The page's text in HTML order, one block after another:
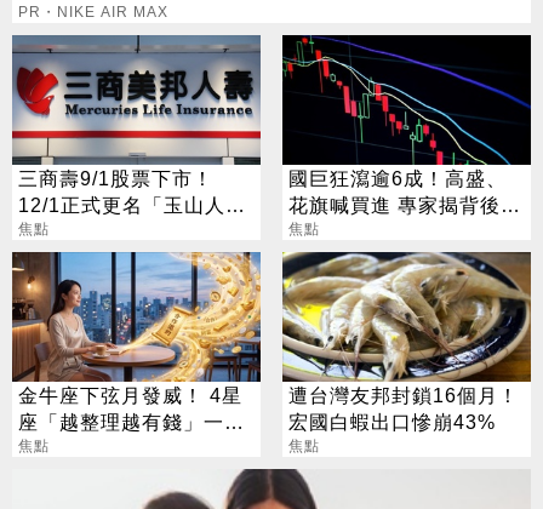
PR・NIKE AIR MAX
三商壽9/1股票下市！
12/1正式更名「玉山人
壽」
焦點
國巨狂瀉逾6成！高盛、
花旗喊買進 專家揭背後真
相
焦點
金牛座下弦月發威！ 4星
座「越整理越有錢」一路
旺運到10月
焦點
遭台灣友邦封鎖16個月！
宏國白蝦出口慘崩43%
焦點